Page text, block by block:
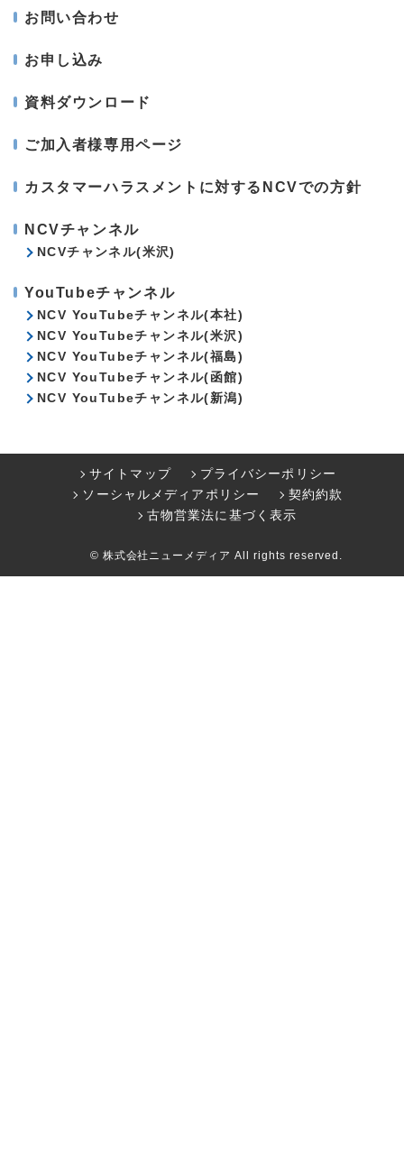
お問い合わせ
お申し込み
資料ダウンロード
ご加入者様専用ページ
カスタマーハラスメントに対するNCVでの方針
NCVチャンネル
NCVチャンネル(米沢)
YouTubeチャンネル
NCV YouTubeチャンネル(本社)
NCV YouTubeチャンネル(米沢)
NCV YouTubeチャンネル(福島)
NCV YouTubeチャンネル(函館)
NCV YouTubeチャンネル(新潟)
サイトマップ
プライバシーポリシー
ソーシャルメディアポリシー
契約約款
古物営業法に基づく表示
© 株式会社ニューメディア All rights reserved.